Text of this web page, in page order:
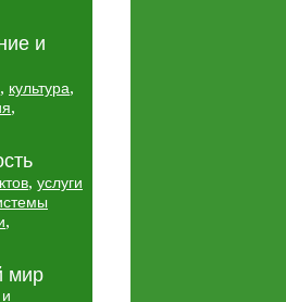
и
, культура,
,
, услуги
,
мир